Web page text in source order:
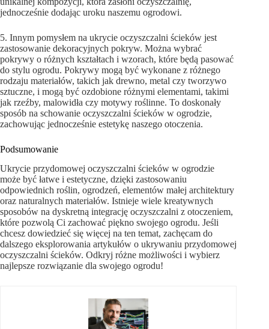
jednocześnie dodając uroku naszemu ogrodowi.
5. Innym pomysłem na ukrycie oczyszczalni ścieków jest
zastosowanie dekoracyjnych pokryw. Można wybrać
pokrywy o różnych kształtach i wzorach, które będą pasować
do stylu ogrodu. Pokrywy mogą być wykonane z różnego
rodzaju materiałów, takich jak drewno, metal czy tworzywo
sztuczne, i mogą być ozdobione różnymi elementami, takimi
jak rzeźby, malowidła czy motywy roślinne. To doskonały
sposób na schowanie oczyszczalni ścieków w ogrodzie,
zachowując jednocześnie estetykę naszego otoczenia.
Podsumowanie
Ukrycie przydomowej oczyszczalni ścieków w ogrodzie
może być łatwe i estetyczne, dzięki zastosowaniu
odpowiednich roślin, ogrodzeń, elementów małej architektury
oraz naturalnych materiałów. Istnieje wiele kreatywnych
sposobów na dyskretną integrację oczyszczalni z otoczeniem,
które pozwolą Ci zachować piękno swojego ogrodu. Jeśli
chcesz dowiedzieć się więcej na ten temat, zachęcam do
dalszego eksplorowania artykułów o ukrywaniu przydomowej
oczyszczalni ścieków. Odkryj różne możliwości i wybierz
najlepsze rozwiązanie dla swojego ogrodu!